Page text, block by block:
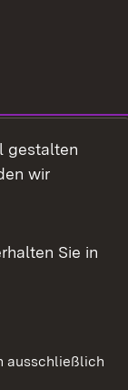
gestalten
wir
Sie in
ausschließlich